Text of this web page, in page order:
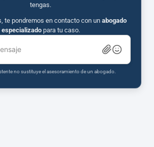
tengas.
te pondremos en contacto con un abogado
especializadopara tu caso.
no sustituye el asesoramiento de un abogado.